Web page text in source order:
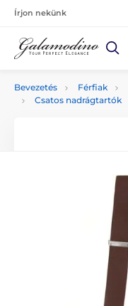
Írjon nekünk
Bevezetés Férfiak
Csatos nadrágtartók